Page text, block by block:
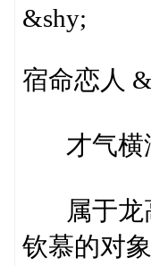
&shy;
宿命恋人
才气横
属于龙
钦慕的对